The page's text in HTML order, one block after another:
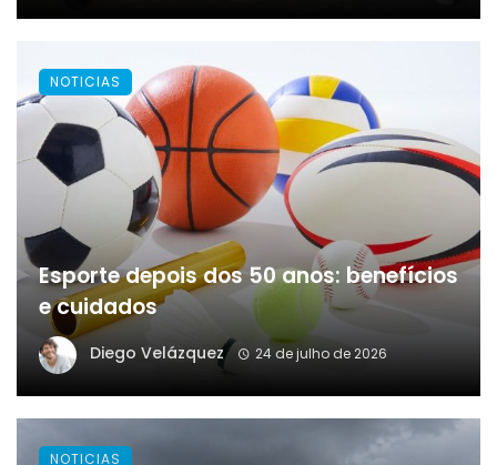
Esporte depois dos 50 anos: benefícios
e cuidados
Diego Velázquez 24 de julho de 2026
NOTICIAS
NOTICIAS